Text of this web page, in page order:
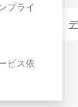
プライ
ビス依